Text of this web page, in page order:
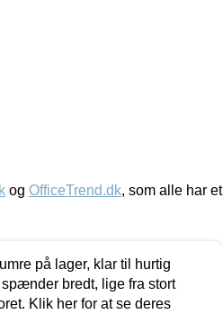
og OfficeTrend.dk, som alle har et
på lager, klar til hurtig
bredt, lige fra stort
Klik her for at se deres